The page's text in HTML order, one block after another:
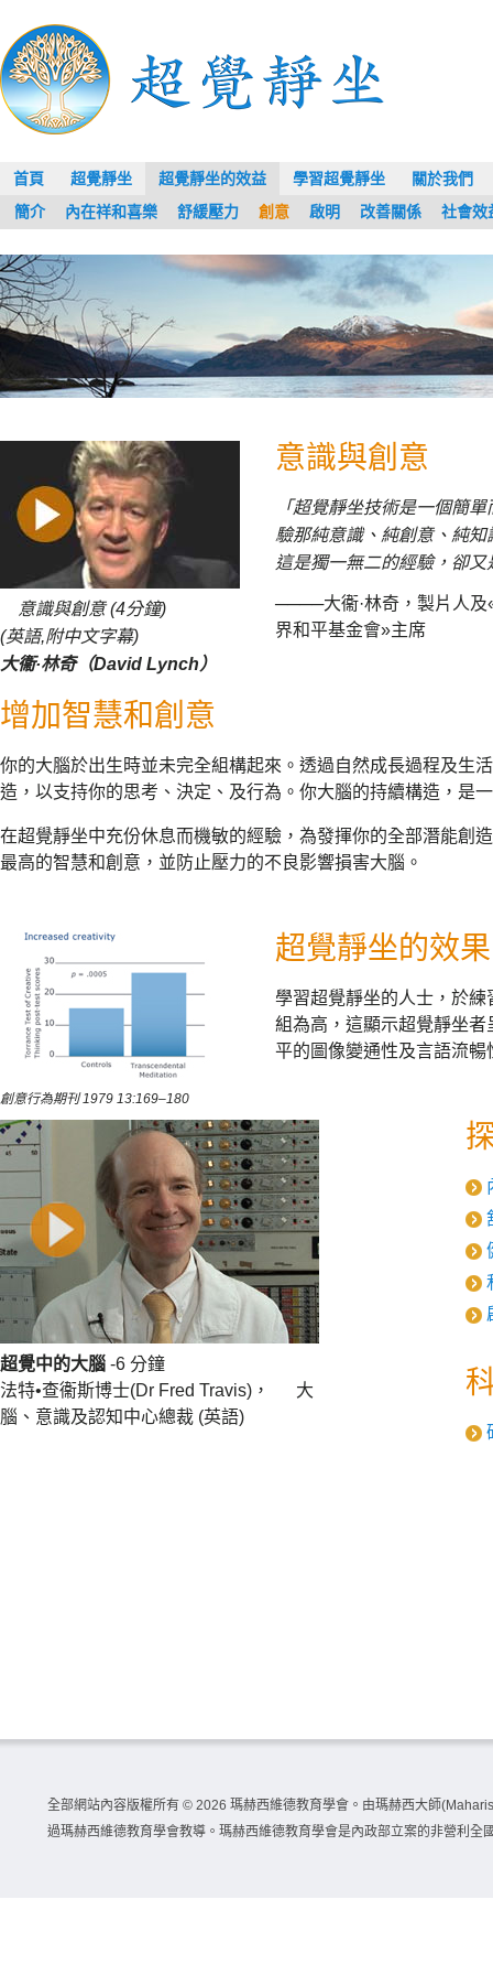
首頁 超覺靜坐 超覺靜坐的效益 學習超覺靜坐
關於我們
簡介
內在祥和喜樂 舒緩壓力 創意 啟明 改善關係 社會效
意識與創意 (4分鐘)
(英語,附中文字幕)
大衞·林奇（David Lynch）
意識與創意
「超覺靜坐技術是一個簡
驗那純意識、純創意、純知
這是獨一無二的經驗，卻
────大衞·林奇，製片人及
界和平基金會»主席
增加智慧和創意
你的大腦於出生時並未完全組構起來。透過自然成長過程及生
造，以支持你的思考、決定、及行為。你大腦的持續構造，是
在超覺靜坐中充份休息而機敏的經驗，為發揮你的全部潛能創
最高的智慧和創意，並防止壓力的不良影響損害大腦。
創意行為期刊 1979 13:169–180
超覺靜坐的效果
學習超覺靜坐的人士，於
組為高，這顯示超覺靜坐
平的圖像變通性及言語流暢
超覺中的大腦 -6 分鐘
法特•查衞斯博士(Dr Fred Travis)， 大
腦、意識及認知中心總裁 (英語)
全部網站內容版權所有 © 2026 瑪赫西維德教育學會。由瑪赫西大師
過瑪赫西維德教育學會教導。瑪赫西維德教育學會是內政部立案的非營利全